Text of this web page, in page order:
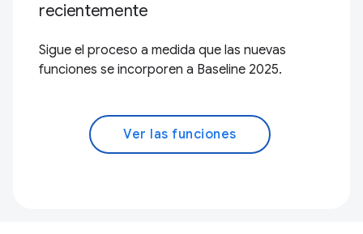
recientemente
Sigue el proceso a medida que las nuevas
funciones se incorporen a Baseline 2025.
Ver las funciones